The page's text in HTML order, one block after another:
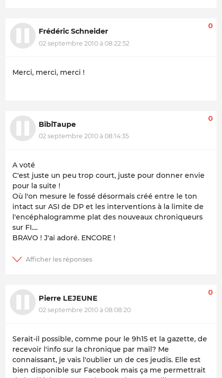
Frédéric Schneider
02 septembre 2010 à 08:22:52
0
Merci, merci, merci !
BibiTaupe
02 septembre 2010 à 08:14:35
0
A voté
C'est juste un peu trop court, juste pour donner envie
pour la suite !
Où l'on mesure le fossé désormais créé entre le ton
intact sur ASI de DP et les interventions à la limite de
l'encéphalogramme plat des nouveaux chroniqueurs
sur FI....
BRAVO ! J'ai adoré. ENCORE !
Pierre LEJEUNE
02 septembre 2010 à 08:08:20
0
Serait-il possible, comme pour le 9h15 et la gazette, de
recevoir l'info sur la chronique par mail? Me
connaissant, je vais l'oublier un de ces jeudis. Elle est
bien disponible sur Facebook mais ça me permettrait